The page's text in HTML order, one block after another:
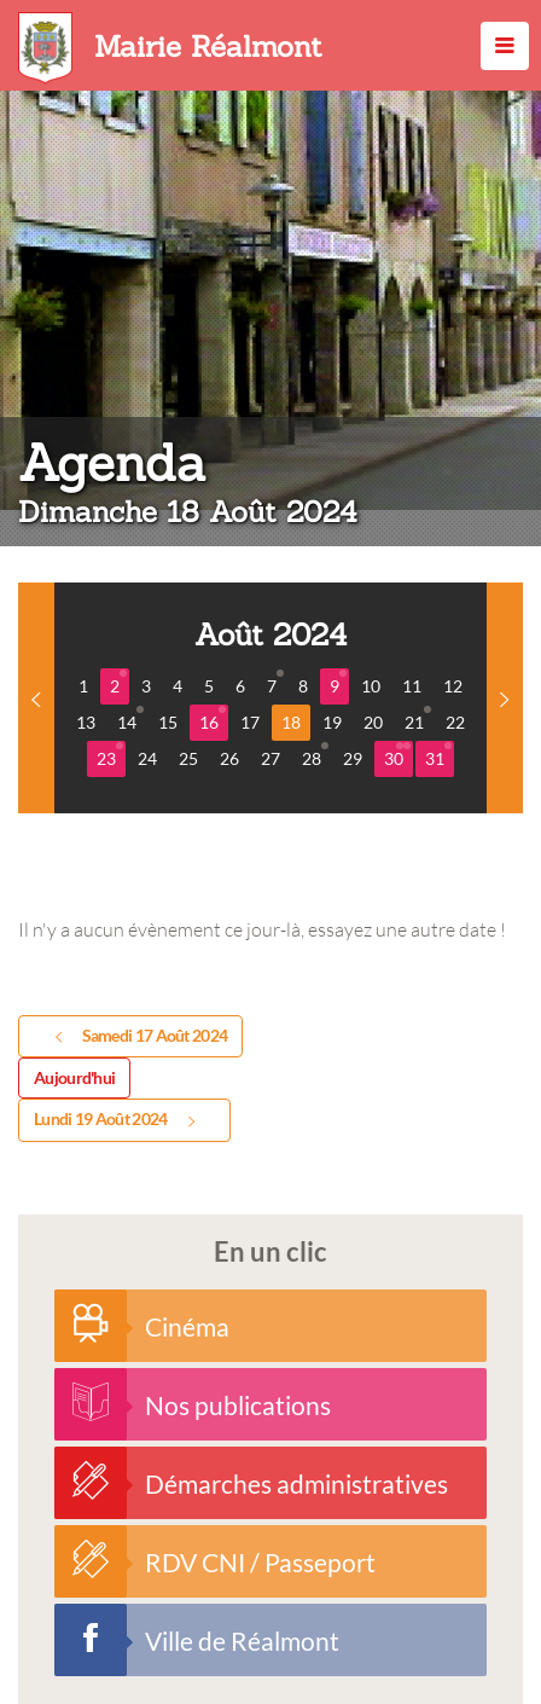
Aller
contenu
principal
Mairie Réalmont
Agenda:
Dimanche 18 Août 2024
Août 2024
1 2 3 4 5 6 7 8 9 10 11
12
13
14 15 16 17 18 19 20 21
22
23
24 25 26 27 28 29 30 31
Il n'y a aucun évènement ce jour-là, essayez une autre date !
Samedi 17 Août 2024
Aujourd'hui
Lundi 19 Août 2024
En un clic
Cinéma
Nos publications
Démarches administratives
RDV CNI / Passeport
Ville de Réalmont